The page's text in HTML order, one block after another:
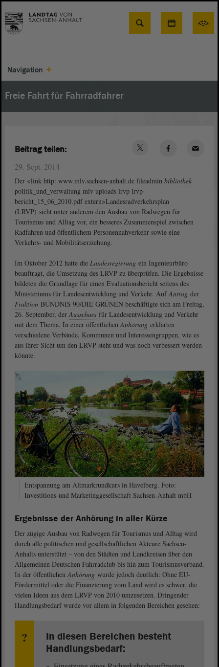
Suche
Navigation
Freie Fahrt für Fahrradfahrer
29. Sept. 2014
Der <link http: www.mlv.sachsen-anhalt.de fileadmin bibliothek
politik_und_verwaltung mlv uploads lrvp lrvp-
bericht_15_06_2010.pdf extern>Landesradverkehrsplan
(LRVP) sieht unter anderem den Ausbau von Radwegen für
Tourismus und Alltag vor, ein besseres Zusammenspiel zwischen
Radfahren und öffentlichem Personennahverkehr sowie eine
Verkehrs- und Mobilitätserziehung.
Im Oktober 2012 hatte die Landesregierung ein Ingenieurbüro
beauftragt, die Umsetzung des LRVP zu überprüfen. Die Ergebnisse
bildeten die Grundlage für einen Evaluationsbericht seitens des
Ministeriums für Landesentwicklung und Verkehr. AufAntrag der
Fraktion BÜNDNIS 90/DIE GRÜNEN beschäftigte sich am Freitag,
26. September, derAusschuss für Landesentwicklung und Verkehr
mit dem Thema. In einer öffentlichenAnhörung erklärten
verschiedene Verbände, Kommunen und Interessengruppen, wie es
aus ihrer Sicht um den LRVP steht und was noch verbessert werden
könnte.
Entspannung am Altmarkrundkurs in Havelberg. Foto:
Investitions-und Marketinggesellschaft Sachsen-Anhalt mbH
Ergebnisse der Anhörung in aller Kürze
Der zügige Ausbau von Radwegen für Tourismus und Alltag wird
durch alle politischen und gesellschaftlichen Akteure Sachsen-
Anhalts unterstützt – von den Städten und Landkreisen über den
Allgemeinen Deutschen Fahrradclub bis hin zum Tourismusverband.
In der öffentlichenAnhörung wurde jedoch deutlich: Ohne EU-
Fördermittel oder die Finanzierung vom Land wird es schwer, die
vielen Ideen aus dem LRVP von 2010 umzusetzen. Dringender
Handlungsbedarf wurde vor allem in folgenden Bereichen gesehen:
In diesen Bereichen besteht
Handlungsbedarf:
Beitrag teilen: